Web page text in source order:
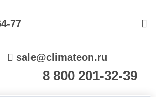
77
sale@climateon.ru
8 800 201-32-39